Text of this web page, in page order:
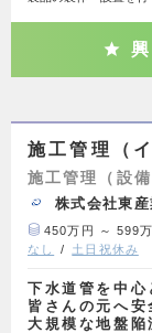
施工管理（
施工管理（設備
株式会社東産
450万円 ～ 599
なし
土日祝休み
下水道管を中
皆さんの元へ
大規模な地盤